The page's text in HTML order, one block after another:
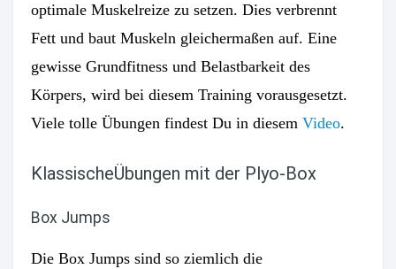
optimale Muskelreize zu setzen. Dies verbrennt
Fett und baut Muskeln gleichermaßen auf. Eine
gewisse Grundfitness und Belastbarkeit des
Körpers, wird bei diesem Training vorausgesetzt.
Viele tolle Übungen findest Du in diesem Video.
KlassischeÜbungen mit der Plyo-Box
Box Jumps
Die Box Jumps sind so ziemlich die